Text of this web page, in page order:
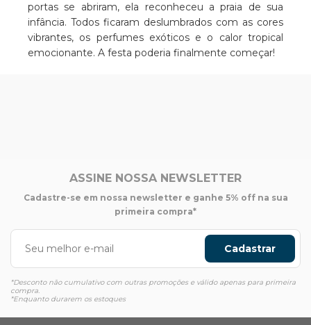
portas se abriram, ela reconheceu a praia de sua
infância. Todos ficaram deslumbrados com as cores
vibrantes, os perfumes exóticos e o calor tropical
emocionante. A festa poderia finalmente começar!
ASSINE NOSSA NEWSLETTER
Cadastre-se em nossa newsletter e ganhe 5% off na sua
primeira compra*
Cadastrar
*Desconto não cumulativo com outras promoções e válido apenas para primeira
compra.
*Enquanto durarem os estoques